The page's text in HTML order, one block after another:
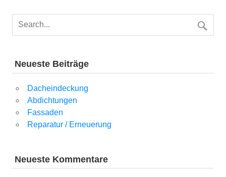
Neueste Beiträge
Dacheindeckung
Abdichtungen
Fassaden
Reparatur / Erneuerung
Neueste Kommentare